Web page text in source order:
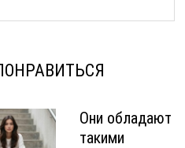
Они обладают
такими